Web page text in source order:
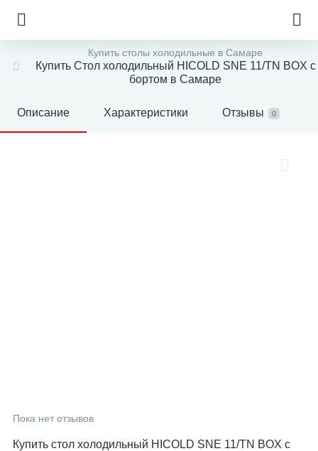
Купить столы холодильные в Самаре
Купить Стол холодильный HICOLD SNE 11/TN BOX с
бортом в Самаре
Описание Характеристики Отзывы 0
Пока нет отзывов
Купить стол холодильный HICOLD SNE 11/TN BOX с